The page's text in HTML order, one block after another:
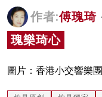
關於我們
作者:傅瑰琦
瑰樂琦心
圖片：香港小交響樂